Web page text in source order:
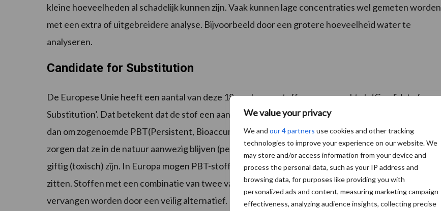
We value your privacy
We and our 4 partners use cookies and other tracking
technologies to improve your experience on our website. We
may store and/or access information from your device and
process the personal data, such as your IP address and
browsing data, for purposes like providing you with
personalized ads and content, measuring marketing campaign
effectiveness, analyzing audience insights, collecting precise
kleine hoeveelheden al schadelijk kunnen zijn. Vaak kunnen lage concentraties wel gemeten worden
met een extra of uitgebreidere analyse. Bijvoorbeeld door een grotere hoeveelheid water te
analyseren.
Candidate for Substitution
De Europese Unie heeft een aantal van deze 18 werkzame stoffen aangemerkt als ‘Candidate for
Substitution’. Dat betekent dat de stof een aantal eigenschappen heeft die ongewenst zijn. Het gaat
dan om zogenoemde PBT(Persistent, Bioaccumulerend en Toxisch)-eigenschappen, die ervoor
zorgen dat ze in de natuur aanwezig blijven (persistent) zich daar opstapelen (bioaccumulatief) en
giftig (toxisch) zijn. In Europa mogen PBT-stoffen niet als werkzame stof in bestrijdingsmiddelen
zitten. Stoffen met een combinatie van twee van deze eigenschappen moeten zo mogelijk
vervangen worden door een veilig alternatief.